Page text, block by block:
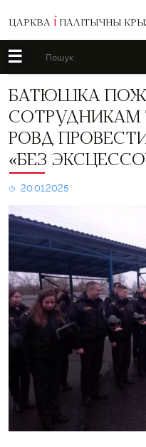
ЦАРКВА І ПАЛІТЫЧНЫ
☰ Пошук
Батюшка
сотрудникам
Толочинского
РОВД
провести
день
выборов
эксцессов»
БАТЮШКА
СОТРУДНИКАМ
РОВД
«БЕЗ
20.01.2025